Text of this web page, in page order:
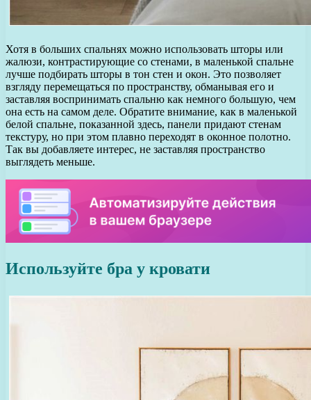
Хотя в больших спальнях можно использовать шторы или
жалюзи, контрастирующие со стенами, в маленькой спальне
лучше подбирать шторы в тон стен и окон. Это позволяет
взгляду перемещаться по пространству, обманывая его и
заставляя воспринимать спальню как немного большую, чем
она есть на самом деле. Обратите внимание, как в маленькой
белой спальне, показанной здесь, панели придают стенам
текстуру, но при этом плавно переходят в оконное полотно.
Так вы добавляете интерес, не заставляя пространство
выглядеть меньше.
Используйте бра у кровати